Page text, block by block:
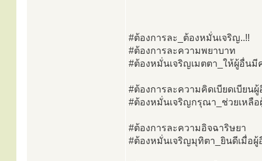
#ต้องการละ_ต้องหมั่นเจริญ..!!
#ต้องการละความพยาบาท
#ต้องหมั่นเจริญเมตตา_ให้ผู้อื่นมี
#ต้องการละความคิดเบียดเบียน
#ต้องหมั่นเจริญกรุณา_ช่วยเหลื
#ต้องการละความอิจฉาริษยา
#ต้องหมั่นเจริญมุทิตา_ยินดีเมื่อผู้